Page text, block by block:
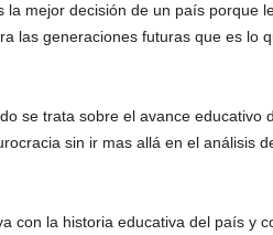
la mejor decisión de un país porque
las generaciones futuras que es lo
se trata sobre el avance educativo
sin ir mas allá en el análisis
con la historia educativa del país y